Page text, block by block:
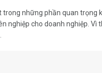
trong những phần quan trọng
nghiệp cho doanh nghiệp. Vì